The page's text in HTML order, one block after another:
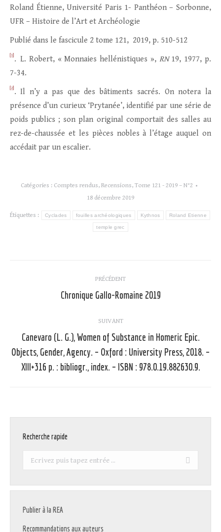
Roland Étienne, Université Paris 1- Panthéon – Sorbonne,
UFR – Histoire de l’Art et Archéologie
Publié dans le fascicule 2 tome 121, 2019, p. 510-512
[1]. L. Robert, « Monnaies hellénistiques », RN19, 1977, p.
7-34.
[2]. Il n’y a pas que des bâtiments sacrés. On notera la
présence d’un curieux ‘Prytanée’, identifié par une série de
poids publics ; son plan original comportait des salles au
rez-de-chaussée et les pièces nobles à l’étage auquel on
accédait par un escalier.
Catégories : Comptes rendus, Recensions, Tome 121 - 2019 – N°2
18 décembre 2019
Étiquettes : Cyclades fouilles archéologiques Kythnos Roland Etienne
temple grec
PRÉCÉDENT
Article
:
Chronique Gallo-Romaine 2019
SUIVANT
Article
suivant
Canevaro (L. G.), Women of Substance in Homeric Epic.
Objects, Gender, Agency. – Oxford : University Press, 2018. –
XIII+316 p. : bibliogr., index. – ISBN : 978.0.19.882630.9.
Recherche rapide
Recherche
Publier à la REA
Recommandations aux auteurs